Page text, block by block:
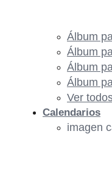
Álbum
Álbum
Álbum
Álbum
Ver
Calendarios
imagen